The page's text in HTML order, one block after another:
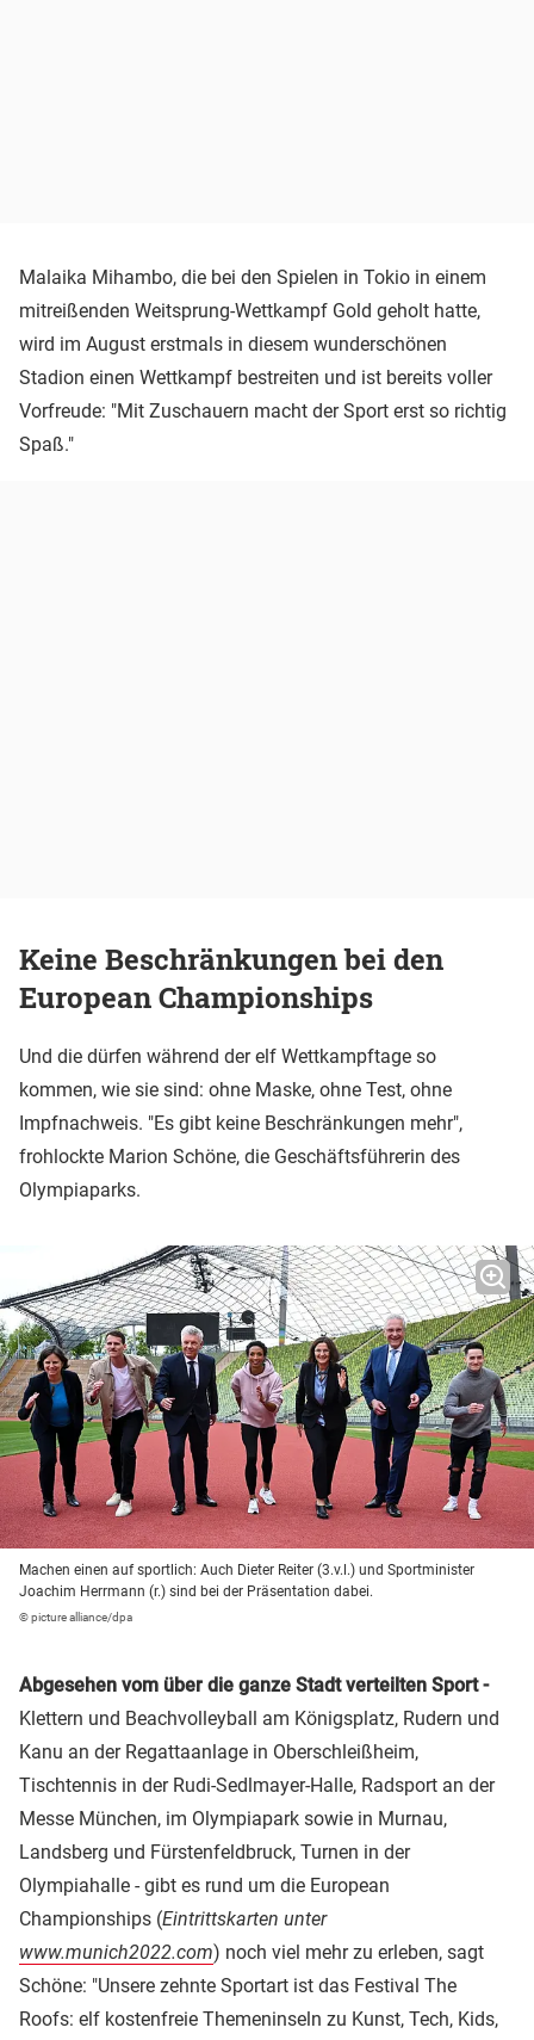
Malaika Mihambo, die bei den Spielen in Tokio in einem
mitreißenden Weitsprung-Wettkampf Gold geholt hatte,
wird im August erstmals in diesem wunderschönen
Stadion einen Wettkampf bestreiten und ist bereits voller
Vorfreude: "Mit Zuschauern macht der Sport erst so richtig
Spaß."
Keine Beschränkungen bei den
European Championships
Und die dürfen während der elf Wettkampftage so
kommen, wie sie sind: ohne Maske, ohne Test, ohne
Impfnachweis. "Es gibt keine Beschränkungen mehr",
frohlockte Marion Schöne, die Geschäftsführerin des
Olympiaparks.
Machen einen auf sportlich: Auch Dieter Reiter (3.v.l.) und Sportminister
Joachim Herrmann (r.) sind bei der Präsentation dabei.
© picture alliance/dpa
Abgesehen vom über die ganze Stadt verteilten Sport -
Klettern und Beachvolleyball am Königsplatz, Rudern und
Kanu an der Regattaanlage in Oberschleißheim,
Tischtennis in der Rudi-Sedlmayer-Halle, Radsport an der
Messe München, im Olympiapark sowie in Murnau,
Landsberg und Fürstenfeldbruck, Turnen in der
Olympiahalle - gibt es rund um die European
Championships (Eintrittskarten unter
www.munich2022.com) noch viel mehr zu erleben, sagt
Schöne: "Unsere zehnte Sportart ist das Festival The
Roofs: elf kostenfreie Themeninseln zu Kunst, Tech, Kids,